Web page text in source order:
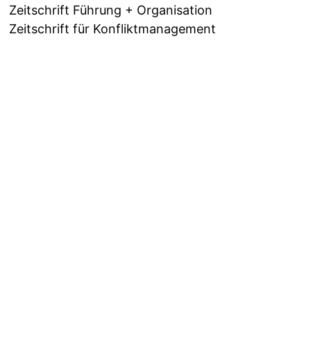
Zeitschrift Führung + Organisation
Zeitschrift für Konfliktmanagement